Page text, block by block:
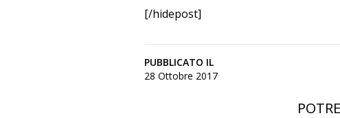
[/hidepost]
PUBBLICATO IL
28 Ottobre 2017